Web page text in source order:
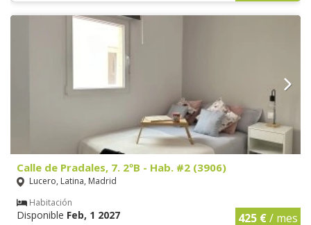
Calle de Pradales, 7. 2ºB - Hab. #2 (3906)
Lucero, Latina, Madrid
Habitación
Disponible Feb, 1 2027 425 €/ mes